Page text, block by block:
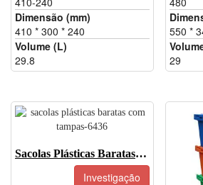
Dimensão (mm)
410 * 300 * 240
Volume (L)
29.8
550 *
29
Sacolas Plásticas Baratas Com Tampas-6436
Investigação